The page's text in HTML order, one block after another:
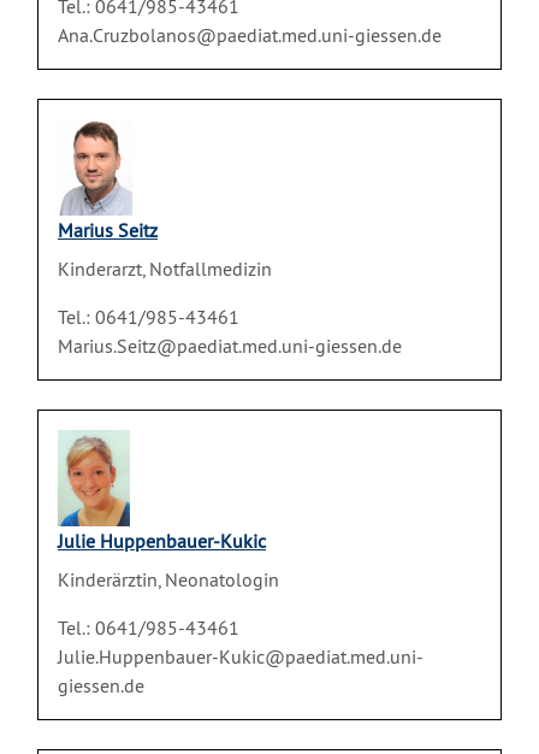
Tel.: 0641/985-43461
Ana.Cruzbolanos@paediat.med.uni-giessen.de
Marius Seitz
Kinderarzt, Notfallmedizin
Tel.: 0641/985-43461
Marius.Seitz@paediat.med.uni-giessen.de
Julie Huppenbauer-Kukic
Kinderärztin, Neonatologin
Tel.: 0641/985-43461
Julie.Huppenbauer-Kukic@paediat.med.uni-
giessen.de